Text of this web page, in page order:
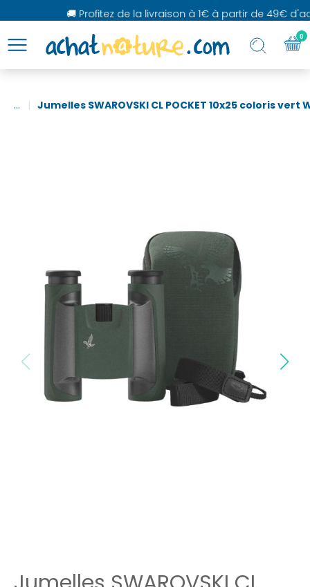
🚚 Profitez de la livraison à 1€ à partir de 49€
... Jumelles SWAROVSKI CL POCKET 10x25 coloris vert
0